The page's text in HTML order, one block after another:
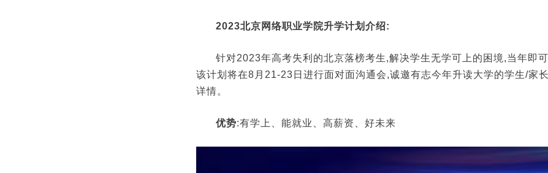
2023北京网络职业学院升学计划介绍:
针对2023年高考失利的北京落榜考生,解决学生无学可上的困境,当年即可
该计划将在8月21-23日进行面对面沟通会,诚邀有志今年升读大学的学生/家
详情。
优势:有学上、能就业、高薪资、好未来